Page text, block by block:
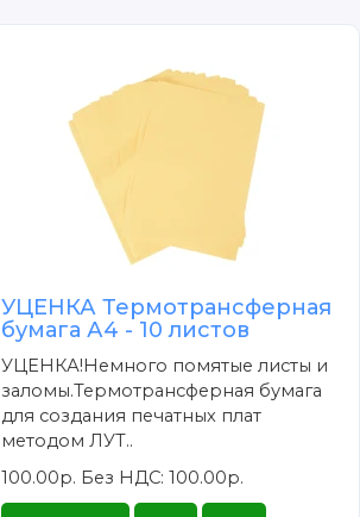
УЦЕНКА Термотрансферная
бумага А4 - 10 листов
УЦЕНКА!Немного помятые листы и
заломы.Термотрансферная бумага
для создания печатных плат
методом ЛУТ..
100.00р. Без НДС: 100.00р.